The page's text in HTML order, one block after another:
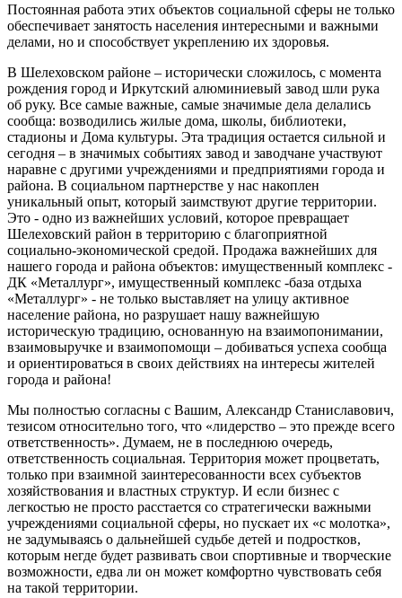
Постоянная работа этих объектов социальной сферы не только
обеспечивает занятость населения интересными и важными
делами, но и способствует укреплению их здоровья.
В Шелеховском районе – исторически сложилось, с момента
рождения город и Иркутский алюминиевый завод шли рука
об руку. Все самые важные, самые значимые дела делались
сообща: возводились жилые дома, школы, библиотеки,
стадионы и Дома культуры. Эта традиция остается сильной и
сегодня – в значимых событиях завод и заводчане участвуют
наравне с другими учреждениями и предприятиями города и
района. В социальном партнерстве у нас накоплен
уникальный опыт, который заимствуют другие территории.
Это - одно из важнейших условий, которое превращает
Шелеховский район в территорию с благоприятной
социально-экономической средой. Продажа важнейших для
нашего города и района объектов: имущественный комплекс -
ДК «Металлург», имущественный комплекс -база отдыха
«Металлург» - не только выставляет на улицу активное
население района, но разрушает нашу важнейшую
историческую традицию, основанную на взаимопонимании,
взаимовыручке и взаимопомощи – добиваться успеха сообща
и ориентироваться в своих действиях на интересы жителей
города и района!
Мы полностью согласны с Вашим, Александр Станиславович,
тезисом относительно того, что «лидерство – это прежде всего
ответственность». Думаем, не в последнюю очередь,
ответственность социальная. Территория может процветать,
только при взаимной заинтересованности всех субъектов
хозяйствования и властных структур. И если бизнес с
легкостью не просто расстается со стратегически важными
учреждениями социальной сферы, но пускает их «с молотка»,
не задумываясь о дальнейшей судьбе детей и подростков,
которым негде будет развивать свои спортивные и творческие
возможности, едва ли он может комфортно чувствовать себя
на такой территории.